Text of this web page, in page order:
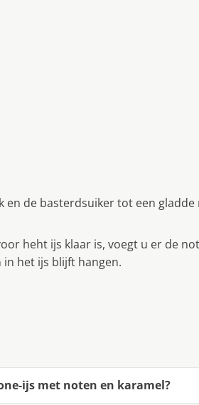
en de basterdsuiker tot een gladde
heht ijs klaar is, voegt u er de
het ijs blijft hangen.
ijs met noten en karamel?